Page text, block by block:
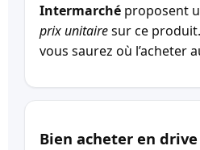
Intermarché proposent
prix unitairesur ce
vous saurez où l’acheter
Bien acheter en drive